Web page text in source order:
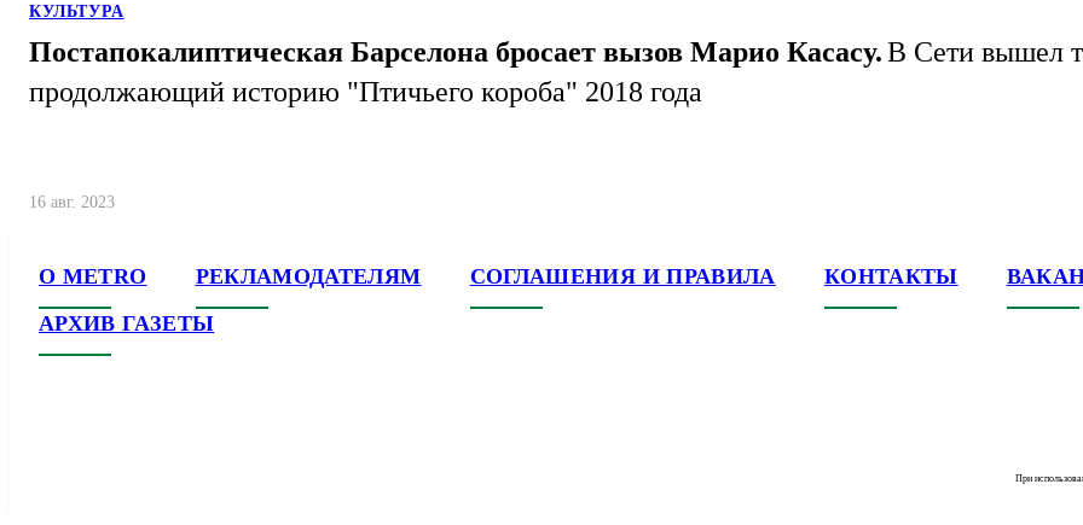
КУЛЬТУРА
Постапокалиптическая Барселона бросает вызов Maрио Касасу.В Сети вышел
продолжающий историю "Птичьего короба" 2018 года
16 авг. 2023
О METRO РЕКЛАМОДАТЕЛЯМ СОГЛАШЕНИЯ И ПРАВИЛА КОНТАКТЫ
АРХИВ ГАЗЕТЫ
При